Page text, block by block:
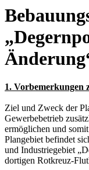
1. Vorbemerkungen
Ziel und Zweck der
Gewerbebetrieb
ermöglichen und
Plangebiet befindet
und Industriegebiet
dortigen Rotkreuz-